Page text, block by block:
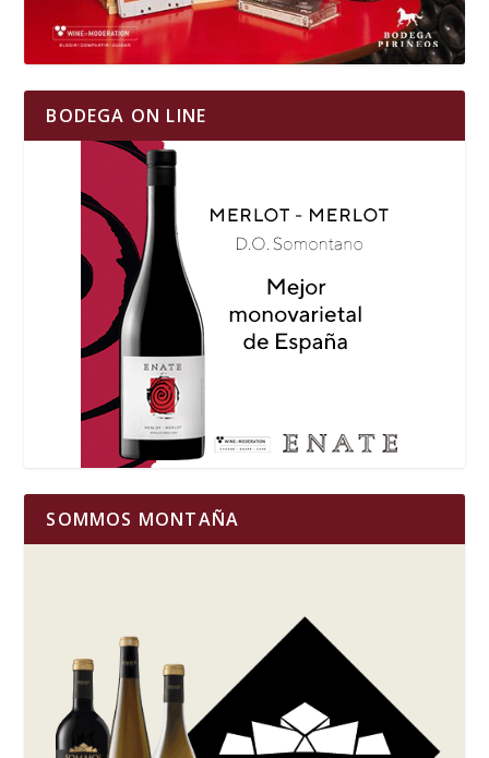
BODEGA ON LINE
SOMMOS MONTAÑA